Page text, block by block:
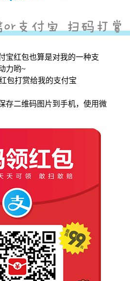
宝红包也算是对我的一种支
力哟~
包打赏给我的支付宝
存二维码图片到手机，使用微